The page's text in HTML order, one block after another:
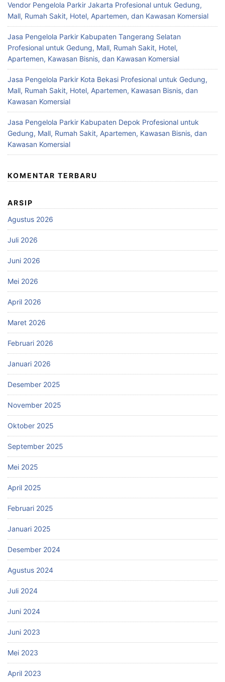
Vendor Pengelola Parkir Jakarta Profesional untuk Gedung,
Mall, Rumah Sakit, Hotel, Apartemen, dan Kawasan Komersial
Jasa Pengelola Parkir Kabupaten Tangerang Selatan
Profesional untuk Gedung, Mall, Rumah Sakit, Hotel,
Apartemen, Kawasan Bisnis, dan Kawasan Komersial
Jasa Pengelola Parkir Kota Bekasi Profesional untuk Gedung,
Mall, Rumah Sakit, Hotel, Apartemen, Kawasan Bisnis, dan
Kawasan Komersial
Jasa Pengelola Parkir Kabupaten Depok Profesional untuk
Gedung, Mall, Rumah Sakit, Apartemen, Kawasan Bisnis, dan
Kawasan Komersial
KOMENTAR TERBARU
ARSIP
Agustus 2026
Juli 2026
Juni 2026
Mei 2026
April 2026
Maret 2026
Februari 2026
Januari 2026
Desember 2025
November 2025
Oktober 2025
September 2025
Mei 2025
April 2025
Februari 2025
Januari 2025
Desember 2024
Agustus 2024
Juli 2024
Juni 2024
Juni 2023
Mei 2023
April 2023